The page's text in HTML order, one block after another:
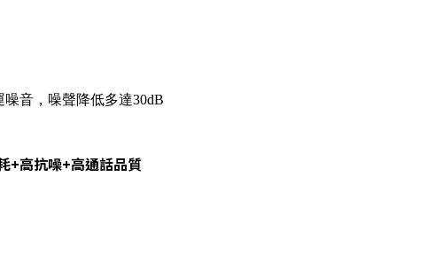
噪音，噪聲降低多達30dB
+高抗噪+高通話品質